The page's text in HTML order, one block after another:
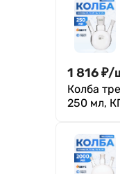
1 816₽/
Колба
250 мл,